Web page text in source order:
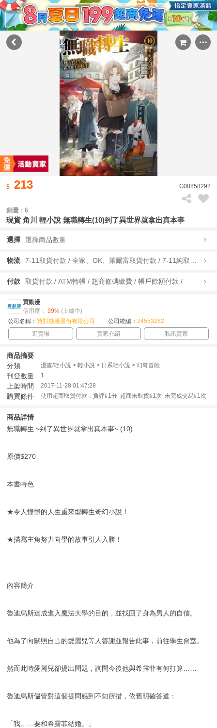
213 G00858292
銷量 : 6
現貨 角川 輕小說 無職轉生(10)到了異世界就拿出真本事
選擇 選擇商品數量
物流
付款 取貨付款 / ATM轉帳 / 超商條碼繳費 / 帳戶餘額付款 /
買動漫
信用度： 99% (上線中)
公司名稱： 買對動漫股份有限公司 公司統編： 24553282
逛賣場
賣家介紹 私訊賣家
商品摘要
分類
漫畫/輕小說 > 輕小說 > 日系輕小說 > 幻奇冒險
刊登數量 1
上架時間 2017-11-28 01:47:28
購買條件 使用超商取貨付款：負評≦1分 超商未取貨≦1次 未完成交易≦1次
商品詳情
無職轉生 ~到了異世界就拿出真本事~ (10)
原價$270
本書特色
★令人憧憬的人生重來型轉生奇幻小說！
★描寫主角努力向學的故事引人入勝！
內容簡介
魯迪烏斯達成進入魔法大學的目的，並找回了身為男人的自信。
他為了向關照自己的愛麗兒等人答謝並報告此事，前往學生會室。
然而此時愛麗兒卻提出問題，詢問今後他與希露菲有何打算……
魯迪烏斯儘管對這個提問感到不知所措，依舊明確答道：
「我……要和希露菲結婚。」